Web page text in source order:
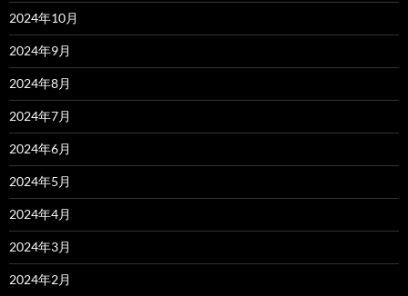
2024年10月
2024年9月
2024年8月
2024年7月
2024年6月
2024年5月
2024年4月
2024年3月
2024年2月